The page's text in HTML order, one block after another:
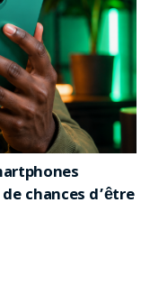
chances d’être